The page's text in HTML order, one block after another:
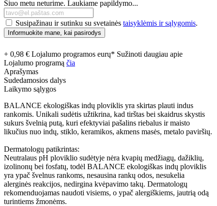
Šiuo metu neturime. Laukiame papildymo...
Susipažinau ir sutinku su svetainės taisyklėmis ir sąlygomis.
Informuokite mane, kai pasirodys
+ 0,98 € Lojalumo programos eurų* Sužinoti daugiau apie
Lojalumo programą čia
Aprašymas
Sudedamosios dalys
Laikymo sąlygos
BALANCE ekologiškas indų ploviklis yra skirtas plauti indus
rankomis. Unikali sudėtis užtikrina, kad tirštas bei skaidrus skystis
sukurs švelnią putą, kuri efektyviai pašalins riebalus ir maisto
likučius nuo indų, stiklo, keramikos, akmens masės, metalo paviršių.
Dermatologų patikrintas:
Neutralaus pH ploviklio sudėtyje nėra kvapių medžiagų, dažiklių,
izolinonų bei fosfatų, todėl BALANCE ekologiškas indų ploviklis
yra ypač švelnus rankoms, nesausina rankų odos, nesukelia
alerginės reakcijos, nedirgina kvėpavimo takų. Dermatologų
rekomenduojamas naudoti visiems, o ypač alergiškiems, jautrią odą
turintiems žmonėms.